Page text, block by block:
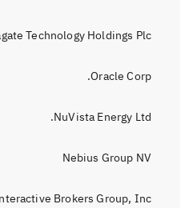
Technology Holdings Plc
Oracle Corp.
NuVista Energy Ltd.
Nebius Group NV
Brokers Group, Inc.